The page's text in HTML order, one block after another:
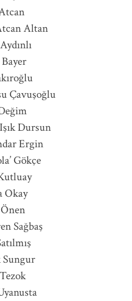
Altan
Çavuşoğlu
Dursun
Ergin
Gökçe
Okay
Sağbaş
Sungur